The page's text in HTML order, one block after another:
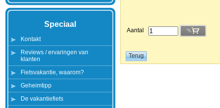
Speciaal
Kontakt
Reviews / ervaringen van
klanten
Fietsvakantie, waarom?
Geheimtipp
De vakantiefiets
Aantal